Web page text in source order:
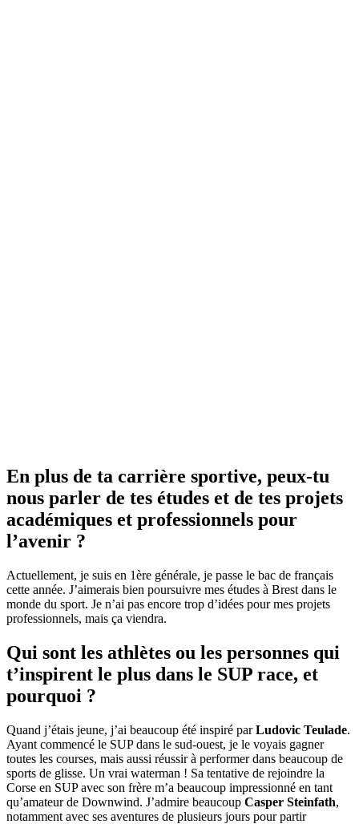
En plus de ta carrière sportive, peux-tu
nous parler de tes études et de tes projets
académiques et professionnels pour
l’avenir ?
Actuellement, je suis en 1ère générale, je passe le bac de français
cette année. J’aimerais bien poursuivre mes études à Brest dans le
monde du sport. Je n’ai pas encore trop d’idées pour mes projets
professionnels, mais ça viendra.
Qui sont les athlètes ou les personnes qui
t’inspirent le plus dans le SUP race, et
pourquoi ?
Quand j’étais jeune, j’ai beaucoup été inspiré parLudovic Teulade.
Ayant commencé le SUP dans le sud-ouest, je le voyais gagner
toutes les courses, mais aussi réussir à performer dans beaucoup de
sports de glisse. Un vrai waterman ! Sa tentative de rejoindre la
Corse en SUP avec son frère m’a beaucoup impressionné en tant
qu’amateur de Downwind. J’admire beaucoup Casper Steinfath,
notamment avec ses aventures de plusieurs jours pour partir